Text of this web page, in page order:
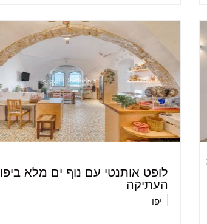
לופט אותנטי עם נוף ים מלא ביפו
העתיקה
יפו